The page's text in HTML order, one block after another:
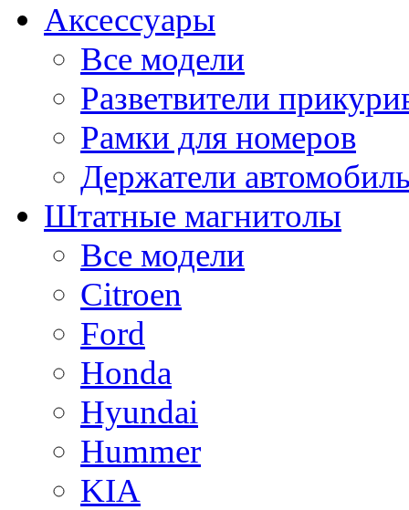
Аксессуары
Все модели
Разветвители
Рамки для номеров
Держатели
Штатные магнитолы
Все модели
Citroen
Ford
Honda
Hyundai
Hummer
KIA